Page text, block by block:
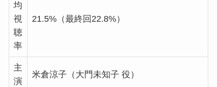
均
視
聴
率
21.5%（最終回22.8%）
主
演
米倉涼子（大門未知子 役）